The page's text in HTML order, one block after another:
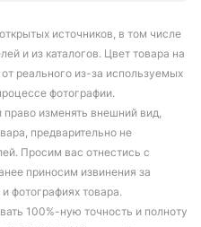
источников, в том числе
и из каталогов. Цвет товара на
реального из-за используемых
фотографии.
право изменять внешний вид,
предварительно не
Просим вас отнестись с
приносим извинения за
фотографиях товара.
100%-ную точность и полноту